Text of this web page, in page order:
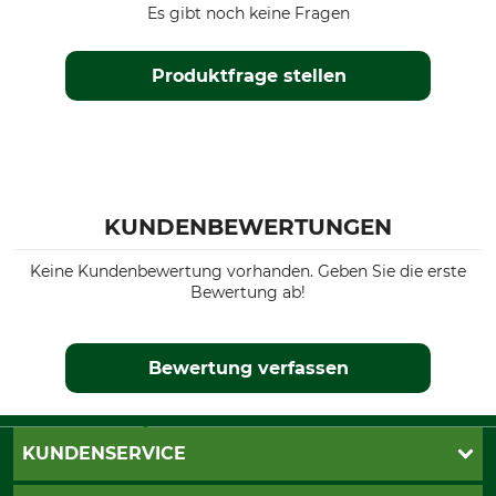
Produktfrage stellen
Es gibt noch keine Fragen
KUNDENBEWERTUNGEN
Keine Kundenbewertung vorhanden. Geben Sie die erste
Bewertung ab!
Bewertung verfassen
KUNDENSERVICE